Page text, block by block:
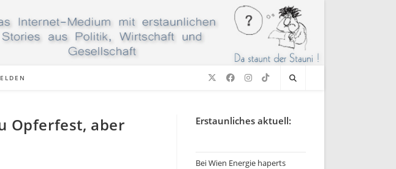
Opferfest, aber
Erstaunliches aktuell:
Bei Wien Energie haperts